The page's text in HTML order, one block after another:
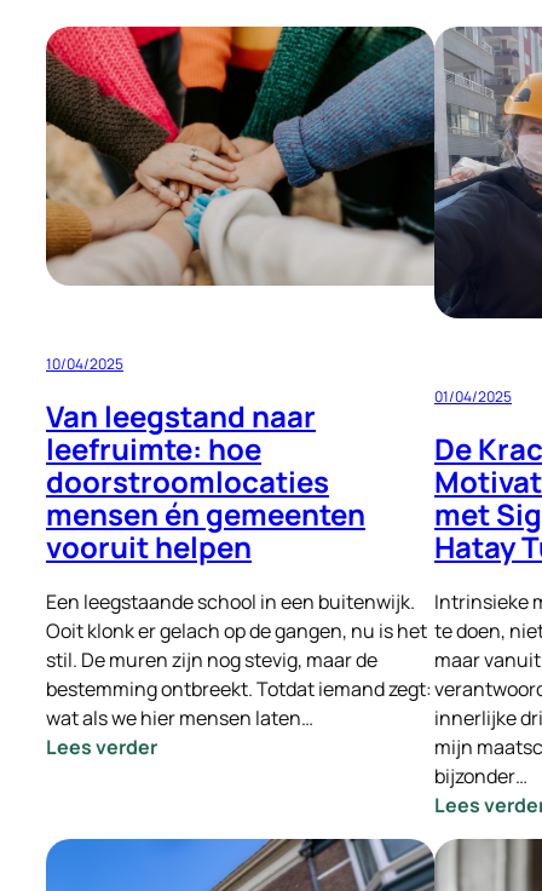
INGEVULD-
Vacature
Locatie
Manager
Opvang
Eindhoven
10/04/2025
Van leegstand naar
leefruimte: hoe
doorstroomlocaties
mensen én gemeenten
vooruit helpen
Een leegstaande school in een buitenwijk.
Ooit klonk er gelach op de gangen, nu is het
stil. De muren zijn nog stevig, maar de
bestemming ontbreekt. Totdat iemand zegt:
wat als we hier mensen laten…
Lees verder:
naar
leefruimte:
01/04/2025
De
met
Hatay
Intrinsieke
te doen,
maar
innerlijke
mijn
bijzonder…
Lees